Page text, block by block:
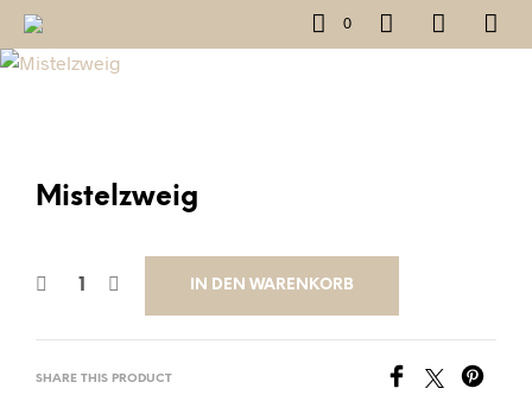
0
Mistelzweig
IN DEN WARENKORB
SHARE THIS PRODUCT